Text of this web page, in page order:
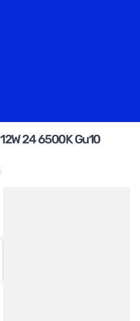
24 6500K Gu10